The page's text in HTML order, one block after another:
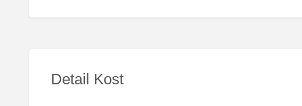
Detail Kost